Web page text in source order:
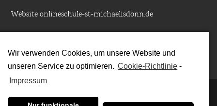
Wir verwenden Cookies, um unsere Website und
unseren Service zu optimieren. Cookie-Richtlinie -
Impressum
Website onlineschule-st-michaelisdonn.de
Downloads
Impressum|Datenschutzbestimmungen